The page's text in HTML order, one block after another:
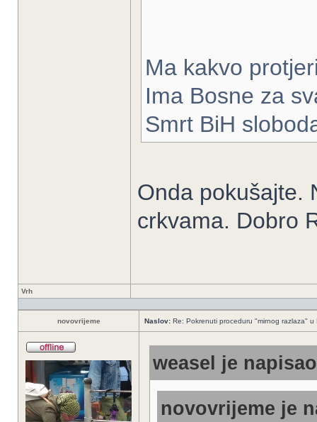
Ma kakvo
Ima Bosne za
Smrt BiH
Onda pokušajte.
crkvama. Dobro
Vrh
novovrijeme Naslov: Re: Pokrenuti proceduru "mirnog razlaza" u
weasel je
novovrijeme je